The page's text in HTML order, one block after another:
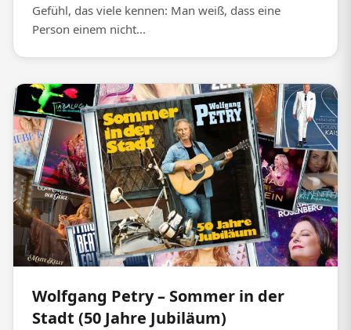
Gefühl, das viele kennen: Man weiß, dass eine
Person einem nicht...
Wolfgang Petry – Sommer in der
Stadt (50 Jahre Jubiläum)